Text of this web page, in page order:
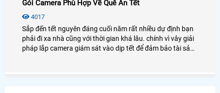
Gói Camera Phù Hợp Về Quê Ăn Tết
4017
Sắp đến tết nguyên đáng cuối năm rất nhiều dự định bạn
phải đi xa nhà cũng với thời gian khá lâu. chính vì vây giải
pháp lắp camera giám sát vào dịp tết để đảm bảo tài sản